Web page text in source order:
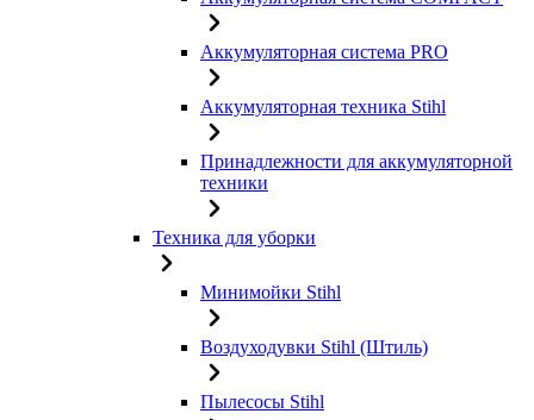
Аккумуляторная система PRO
Аккумуляторная техника Stihl
Принадлежности для аккумуляторной
техники
Техника для уборки
Минимойки Stihl
Воздуходувки Stihl (Штиль)
Пылесосы Stihl